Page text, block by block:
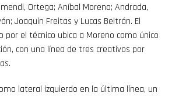
Ortega; Aníbal Moreno; Andrada,
Joaquín Freitas y Lucas Beltrán. El
por el técnico ubica a Moreno como único
con una línea de tres creativos por
lateral izquierdo en la última línea, un